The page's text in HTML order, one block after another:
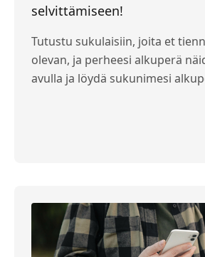
selvittämiseen!
Tutustu sukulaisiin, joita et
olevan, ja perheesi alkuperä
avulla ja löydä sukunimesi